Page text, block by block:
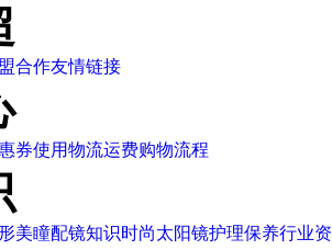
合作友情链接
券使用物流运费购物流程
美瞳配镜知识时尚太阳镜护理保养行业